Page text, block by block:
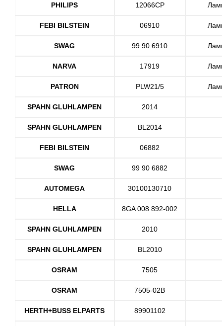
PHILIPS 12066CP
FEBI BILSTEIN 06910
SWAG 99 90 6910
NARVA 17919
PATRON PLW21/5
SPAHN GLUHLAMPEN 2014
SPAHN GLUHLAMPEN BL2014
FEBI BILSTEIN 06882
SWAG 99 90 6882
AUTOMEGA 30100130710
HELLA 8GA 008 892-002
SPAHN GLUHLAMPEN 2010
SPAHN GLUHLAMPEN BL2010
OSRAM 7505
OSRAM 7505-02B
HERTH+BUSS ELPARTS 89901102